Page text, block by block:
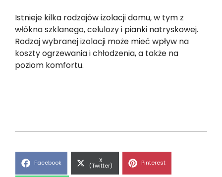
Istnieje kilka rodzajów izolacji domu, w tym z
włókna szklanego, celulozy i pianki natryskowej.
Rodzaj wybranej izolacji może mieć wpływ na
koszty ogrzewania i chłodzenia, a także na
poziom komfortu.
Share
Facebook Share
on
X
(Twitter) Share
Pinterest